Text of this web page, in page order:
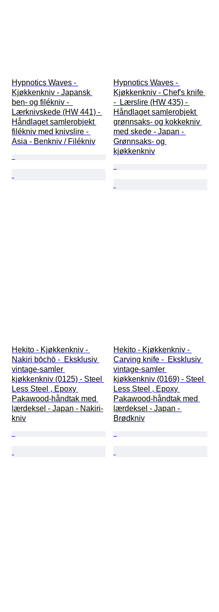
Hypnotics Waves -
Kjøkkenkniv - Japansk
ben- og filékniv -
Lærknivskede (HW 441) -
Håndlaget samlerobjekt
filékniv med knivslire -
Asia - Benkniv / Filékniv
Hypnotics Waves -
Kjøkkenkniv - Chef's knife
-  Lærslire (HW 435) -
Håndlaget samlerobjekt
grønnsaks- og kokkekniv
med skede - Japan -
Grønnsaks- og
kjøkkenkniv
Hekito - Kjøkkenkniv -
Nakiri bōchō -  Eksklusiv
vintage-samler
kjøkkenkniv (0125) - Steel
Less Steel , Epoxy
Pakawood-håndtak med
lærdeksel - Japan - Nakiri-
kniv
Hekito - Kjøkkenkniv -
Carving knife -  Eksklusiv
vintage-samler
kjøkkenkniv (0169) - Steel
Less Steel , Epoxy
Pakawood-håndtak med
lærdeksel - Japan -
Brødkniv